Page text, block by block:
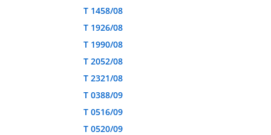
T 1458/08
T 1926/08
T 1990/08
T 2052/08
T 2321/08
T 0388/09
T 0516/09
T 0520/09